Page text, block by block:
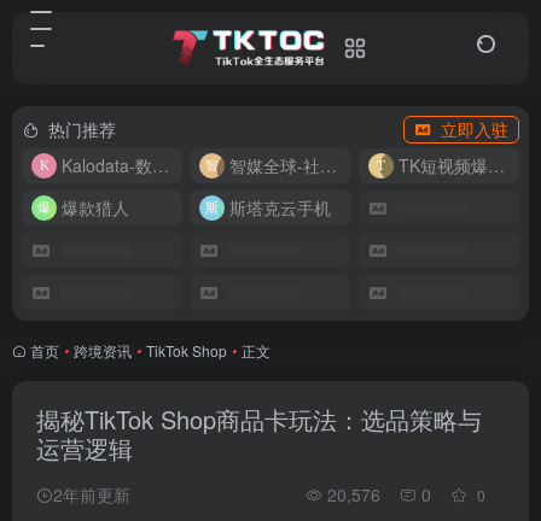
热门推荐
立即入驻
Kalodata-数据分析平台
智媒全球-社媒管理平台
TK短视频爆款复刻
爆款猎人
斯塔克云手机
首页 • 跨境资讯 • TikTok Shop • 正文
揭秘TikTok Shop商品卡玩法：选品策略与
运营逻辑
2年前更新 20,576 0 0